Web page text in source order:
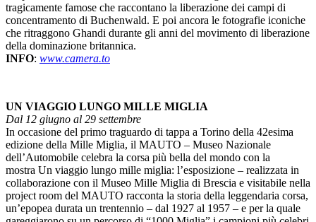
tragicamente famose che raccontano la liberazione dei campi di
concentramento di Buchenwald. E poi ancora le fotografie iconiche
che ritraggono Ghandi durante gli anni del movimento di liberazione
della dominazione britannica.
INFO: www.camera.to
UN VIAGGIO LUNGO MILLE MIGLIA
Dal 12 giugno al 29 settembre
In occasione del primo traguardo di tappa a Torino della 42esima
edizione della Mille Miglia, il MAUTO – Museo Nazionale
dell’Automobile celebra la corsa più bella del mondo con la
mostra Un viaggio lungo mille miglia: l’esposizione – realizzata in
collaborazione con il Museo Mille Miglia di Brescia e visitabile nella
project room del MAUTO racconta la storia della leggendaria corsa,
un’epopea durata un trentennio – dal 1927 al 1957 – e per la quale